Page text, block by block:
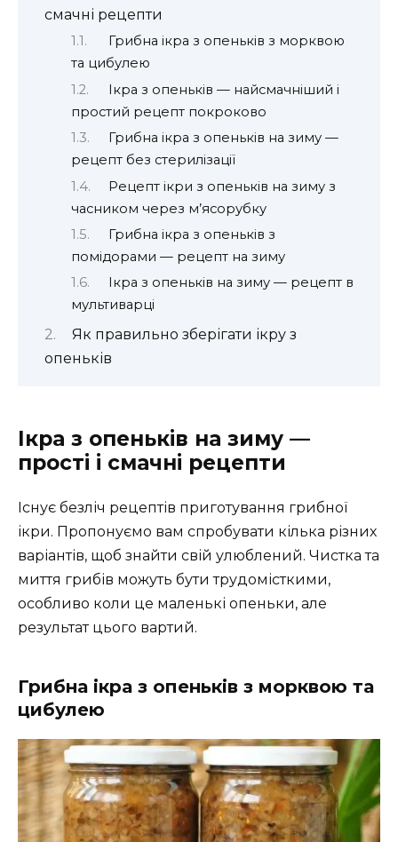
смачні рецепти
Грибна ікра з опеньків з морквою
та цибулею
Ікра з опеньків — найсмачніший і
простий рецепт покроково
Грибна ікра з опеньків на зиму —
рецепт без стерилізації
Рецепт ікри з опеньків на зиму з
часником через м’ясорубку
Грибна ікра з опеньків з
помідорами — рецепт на зиму
Ікра з опеньків на зиму — рецепт в
мультиварці
Як правильно зберігати ікру з
опеньків
Ікра з опеньків на зиму —
прості і смачні рецепти
Існує безліч рецептів приготування грибної
ікри. Пропонуємо вам спробувати кілька різних
варіантів, щоб знайти свій улюблений. Чистка та
миття грибів можуть бути трудомісткими,
особливо коли це маленькі опеньки, але
результат цього вартий.
Грибна ікра з опеньків з морквою та
цибулею